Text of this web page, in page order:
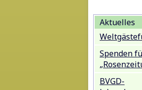
Aktuelles
Spenden
BVGD-